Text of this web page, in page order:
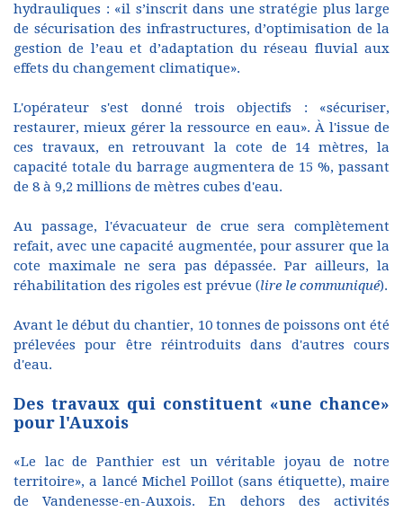
hydrauliques : «il s’inscrit dans une stratégie plus large
de sécurisation des infrastructures, d’optimisation de la
gestion de l’eau et d’adaptation du réseau fluvial aux
effets du changement climatique».
L'opérateur s'est donné trois objectifs : «sécuriser,
restaurer, mieux gérer la ressource en eau». À l'issue de
ces travaux, en retrouvant la cote de 14 mètres, la
capacité totale du barrage augmentera de 15 %, passant
de 8 à 9,2 millions de mètres cubes d'eau.
Au passage, l'évacuateur de crue sera complètement
refait, avec une capacité augmentée, pour assurer que la
cote maximale ne sera pas dépassée. Par ailleurs, la
réhabilitation des rigoles est prévue (lire le communiqué).
Avant le début du chantier, 10 tonnes de poissons ont été
prélevées pour être réintroduits dans d'autres cours
d'eau.
Des travaux qui constituent «une chance»
pour l'Auxois
«Le lac de Panthier est un véritable joyau de notre
territoire», a lancé Michel Poillot (sans étiquette), maire
de Vandenesse-en-Auxois. En dehors des activités